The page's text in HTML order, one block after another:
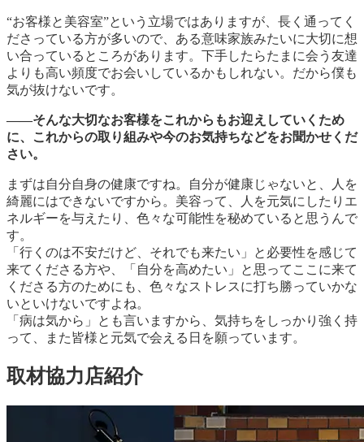
“お客様と美容室”という立場ではありますが、長く通ってく
ださっている方が多いので、ある意味家族みたいに大切に想
い合っているところがあります。下手したらたまに会う友達
よりも高い頻度でお会いしているかもしれない。だから僕も
気が抜けないです。
――そんな大切なお客様をこれからもお迎えしていくため
に、これからの取り組みや今のお気持ちなどをお聞かせくだ
さい。
まずは自分自身の健康ですね。自分が健康じゃないと、人を
綺麗にはできないですから。美容って、人を元気にしたりエ
ネルギーを与えたり、色々な可能性を秘めていると思うんで
す。
「行くのは不安だけど、それでも来たい」と必要性を感じて
来てくださる方や、「自分を高めたい」と思ってここに来て
くださる方のためにも、色々なストレスに打ち勝っていかな
いといけないですよね。
「病は気から」とも言いますから、気持ちをしっかり強く持
って、また皆様と元気で会える日を願っています。
取材協力店紹介